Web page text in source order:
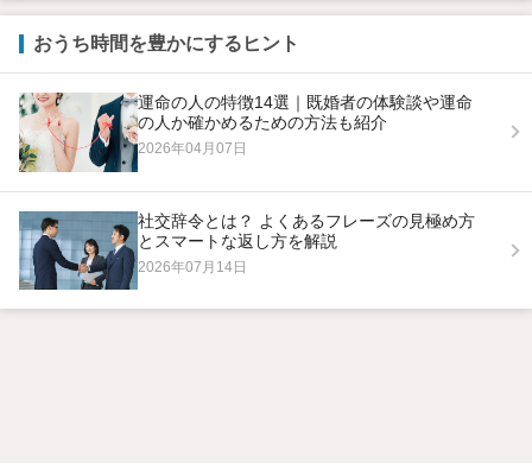
おうち時間を豊かにするヒント
運命の人の特徴14選｜既婚者の体験談や運命
の人か確かめるための方法も紹介
2026年04月07日
社交辞令とは？ よくあるフレーズの見極め方
とスマートな返し方を解説
2026年07月14日